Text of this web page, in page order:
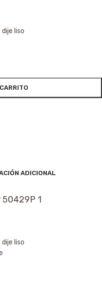
liso
ADICIONAL
50429P 1
liso